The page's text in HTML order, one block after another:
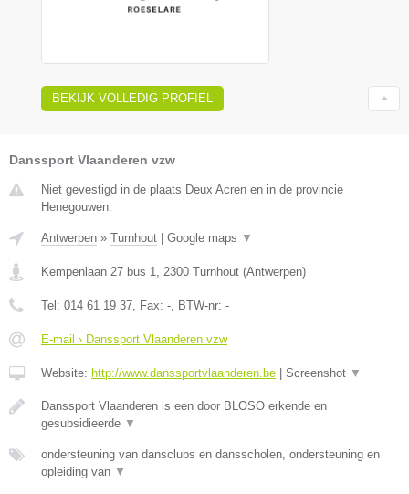
BEKIJK VOLLEDIG PROFIEL
Danssport Vlaanderen vzw
Niet gevestigd in de plaats Deux Acren en in de provincie
Henegouwen.
Antwerpen » Turnhout Google maps ▼
Kempenlaan 27 bus 1 2300 Turnhout (Antwerpen)
Tel: 014 61 19 37 , Fax: - , BTW-nr: -
E-mail › Danssport Vlaanderen vzw
Website: http://www.danssportvlaanderen.be Screenshot ▼
Danssport Vlaanderen is een door BLOSO erkende en
gesubsidieerde ▼
ondersteuning van dansclubs en dansscholen, ondersteuning en
opleiding van ▼